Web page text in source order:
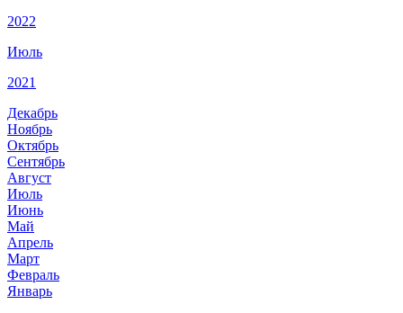
2022
Июль
2021
Декабрь
Ноябрь
Октябрь
Сентябрь
Август
Июль
Июнь
Май
Апрель
Март
Февраль
Январь